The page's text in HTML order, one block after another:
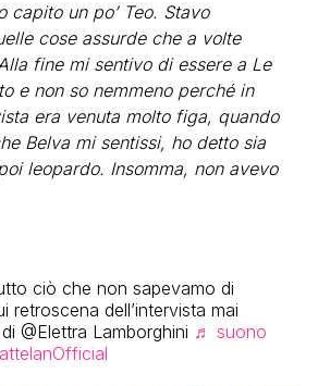
capito un po’ Teo. Stavo
cose assurde che a volte
fine mi sentivo di essere a Le
e non so nemmeno perché in
era venuta molto figa, quando
Belva mi sentissi, ho detto sia
leopardo. Insomma, non avevo
ciò che non sapevamo di
retroscena dell’intervista mai
@Elettra Lamborghini ♬ suono